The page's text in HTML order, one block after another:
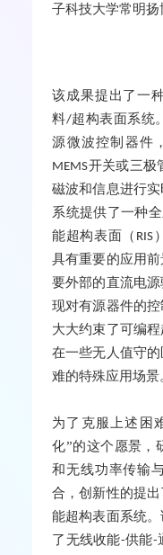
子科技大学常明扬
该成果提出了一
料/超构表面系统
源微波控制器件
MEMS开关或三极
磁波和信息进行
系统提供了一种
能超构表面（ RIS
具有重要的应用
要外部的直流电
现对有源器件的控
大大约束了可编
在一些无人值守
难的特殊应用场景
为了克服上述困
化”的这个愿景，
和无线功率传输
合，创新性的提
能超构表面系统
了无线收能-供能-